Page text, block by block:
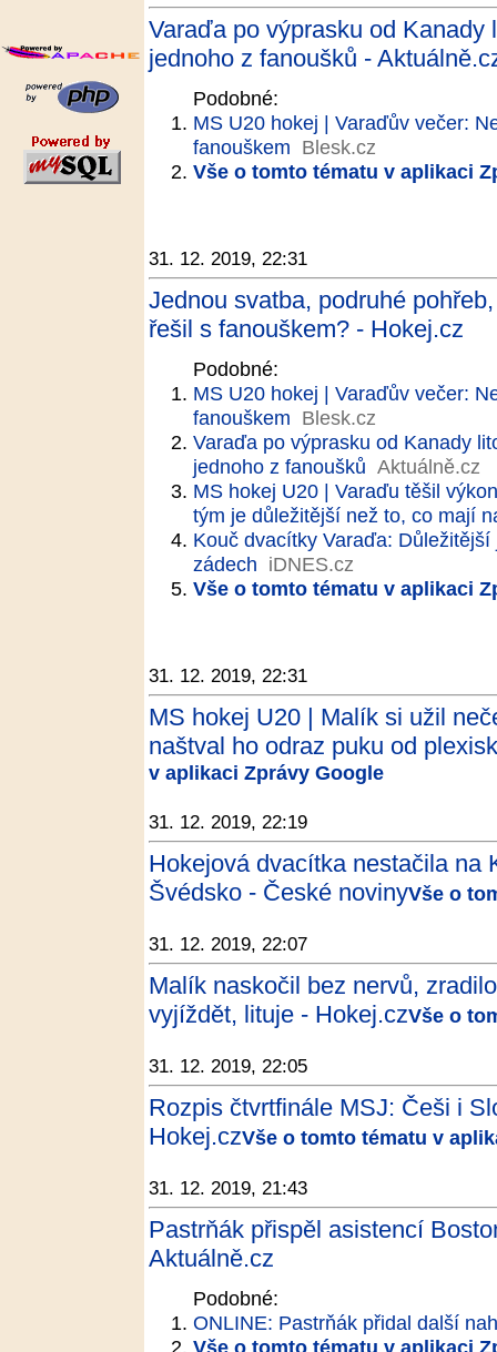
Varaďa po výprasku od
jednoho z fanoušků -
Podobné:
MS U20 hokej | Varaďův večer:
fanouškem Blesk.cz
Vše o tomto tématu v aplikaci
31. 12. 2019, 22:31
Jednou svatba, podruhé
řešil s fanouškem? - Hokej.cz
Podobné:
MS U20 hokej | Varaďův večer:
fanouškem Blesk.cz
Varaďa po výprasku od Kanady
jednoho z fanoušků Aktuálně.cz
MS hokej U20 | Varaďu těšil
tým je důležitější než to, co mají
Kouč dvacítky Varaďa:
zádech iDNES.cz
Vše o tomto tématu v aplikaci
31. 12. 2019, 22:31
MS hokej U20 | Malík si užil
naštval ho odraz puku od
v aplikaci Zprávy Google
31. 12. 2019, 22:19
Hokejová dvacítka nestačila na
Švédsko - České novinyVše o
31. 12. 2019, 22:07
Malík naskočil bez nervů,
vyjíždět, lituje - Hokej.czVše o
31. 12. 2019, 22:05
Rozpis čtvrtfinále MSJ: Češi i
Hokej.czVše o tomto tématu v
31. 12. 2019, 21:43
Pastrňák přispěl asistencí
Aktuálně.cz
Podobné:
ONLINE: Pastrňák přidal další
Vše o tomto tématu v aplikaci